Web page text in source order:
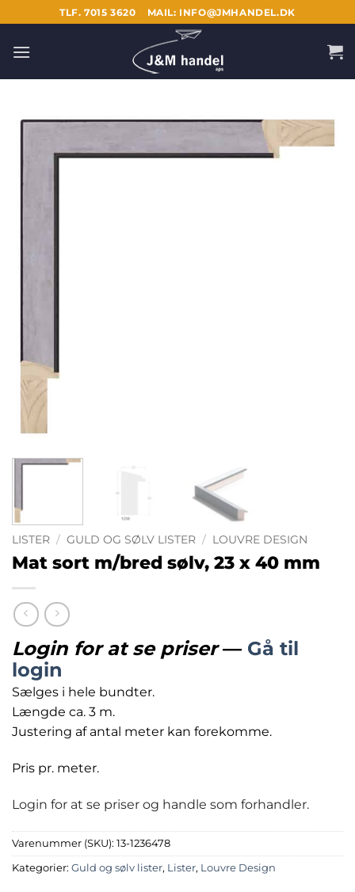
til
indhold
TLF. 7015 3620 MAIL: INFO@JMHANDEL.DK
LISTER / GULD OG SØLV LISTER / LOUVRE DESIGN
Mat sort m/bred sølv, 23 x 40 mm
Login for at se priser— Gå til
login
Sælges i hele bundter.
Længde ca. 3 m.
Justering af antal meter kan forekomme.
Pris pr. meter.
Login for at se priser og handle som forhandler.
Varenummer (SKU): 13-1236478
Kategorier: Guld og sølv lister, Lister, Louvre Design